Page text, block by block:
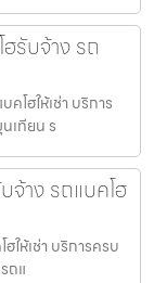
รับจ้าง รถ
โฮให้เช่า บริการ
เทียน ร
จ้าง รถแบคโฮ
ฮให้เช่า บริการครบ
ถแ